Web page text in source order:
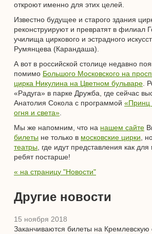
откроют именно для этих целей.
Известно будущее и старого здания
реконструируют и превратят в филиал
училища циркового и эстрадного
Румянцева (Карандаша).
А вот в российской столице недавно
помимо Большого Московского на
цирка Никулина на Цветном бульваре .
«Радуга» в парке Дружба, где сейчас
Анатолия Сокола с программой «Принц
огня и света»
Мы же напомним, что на нашем сайте
билеты не только в московские цирки ,
театры , где идут представления как
ребят постарше!
« на страницу "Новости"
Другие новости
15 ноября 2018
Заканчиваются билеты на Кремлевскую